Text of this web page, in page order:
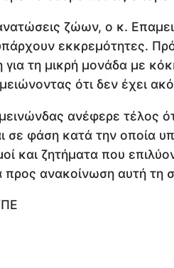
ζώων, ο κ.
εκκρεμότητες.
τη μικρή μονάδα με
ότι δεν έχει
ανέφερε τέλος
σε φάση κατά την οποία
και ζητήματα που
προς ανακοίνωση αυτή τη